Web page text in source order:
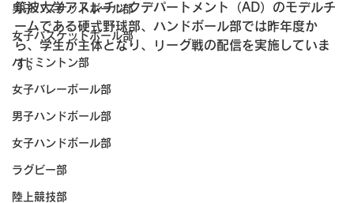
男子バスケットボール部
女子バスケットボール部
バドミントン部
女子バレーボール部
男子ハンドボール部
女子ハンドボール部
ラグビー部
陸上競技部
筑波大学アスレチックデパートメント（AD）のモデルチ
ームである硬式野球部、ハンドボール部では昨年度か
ら、学生が主体となり、リーグ戦の配信を実施していま
す。